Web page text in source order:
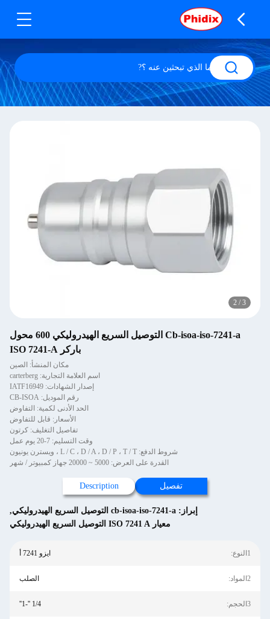
2 / 3
Cb-isoa-iso-7241-a التوصيل السريع الهيدروليكي 600 محول
باركر ISO 7241-A
مكان المنشأ: الصين
اسم العلامة التجارية: carterberg
إصدار الشهادات: IATF16949
رقم الموديل: CB-ISOA
الحد الأدنى لكمية: التفاوض
الأسعار: قابل للتفاوض
تفاصيل التغليف: كرتون
وقت التسليم: 7-20 يوم عمل
شروط الدفع: L / C ، D / A ، D / P ، T / T ، ويسترن يونيون
القدرة على العرض: 5000 ~ 20000 جهاز كمبيوتر / شهر
تفصيل Description
إبراز: cb-isoa-iso-7241-a التوصيل السريع الهيدروليكي
,
معيار ISO 7241 A التوصيل السريع الهيدروليكي
1النوع: ايزو 7241 أ
2المواد: الصلب
3الحجم: 1/4 ''-1''